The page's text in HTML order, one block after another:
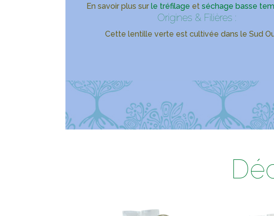
En savoir plus surle tréfilage et séchage basse
Origines & Filières :
Cette lentille verte est cultivée dans le Sud